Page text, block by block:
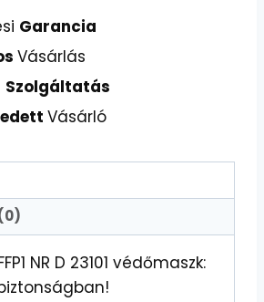
Garancia
Vásárlás
Szolgáltatás
Vásárló
NR D 23101 védőmaszk: